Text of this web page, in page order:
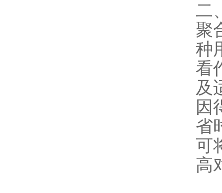
二
聚
种
看
及
因
省
可
高